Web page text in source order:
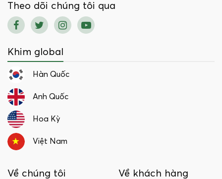
Theo dõi chúng tôi qua
Khim global
Hàn Quốc
Anh Quốc
Hoa Kỳ
Việt Nam
Về chúng tôi Về khách hàng